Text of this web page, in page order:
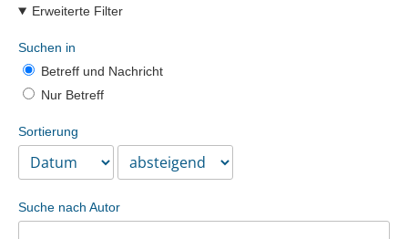
Erweiterte Filter
Suchen in
Betreff und Nachricht
Nur Betreff
Sortierung
Suche nach Autor